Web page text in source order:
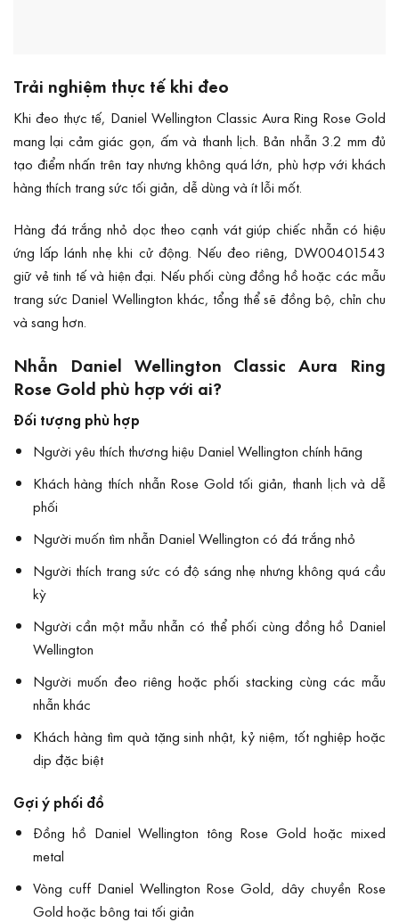
Trải nghiệm thực tế khi đeo
Khi đeo thực tế, Daniel Wellington Classic Aura Ring Rose Gold
mang lại cảm giác gọn, ấm và thanh lịch. Bản nhẫn 3.2 mm đủ
tạo điểm nhấn trên tay nhưng không quá lớn, phù hợp với khách
hàng thích trang sức tối giản, dễ dùng và ít lỗi mốt.
Hàng đá trắng nhỏ dọc theo cạnh vát giúp chiếc nhẫn có hiệu
ứng lấp lánh nhẹ khi cử động. Nếu đeo riêng, DW00401543
giữ vẻ tinh tế và hiện đại. Nếu phối cùng đồng hồ hoặc các mẫu
trang sức Daniel Wellington khác, tổng thể sẽ đồng bộ, chỉn chu
và sang hơn.
Nhẫn Daniel Wellington Classic Aura Ring
Rose Gold phù hợp với ai?
Đối tượng phù hợp
Người yêu thích thương hiệu Daniel Wellington chính hãng
Khách hàng thích nhẫn Rose Gold tối giản, thanh lịch và dễ
phối
Người muốn tìm nhẫn Daniel Wellington có đá trắng nhỏ
Người thích trang sức có độ sáng nhẹ nhưng không quá cầu
kỳ
Người cần một mẫu nhẫn có thể phối cùng đồng hồ Daniel
Wellington
Người muốn đeo riêng hoặc phối stacking cùng các mẫu
nhẫn khác
Khách hàng tìm quà tặng sinh nhật, kỷ niệm, tốt nghiệp hoặc
dịp đặc biệt
Gợi ý phối đồ
Đồng hồ Daniel Wellington tông Rose Gold hoặc mixed
metal
Vòng cuff Daniel Wellington Rose Gold, dây chuyền Rose
Gold hoặc bông tai tối giản